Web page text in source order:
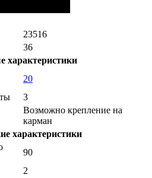
23516
36
характеристики
20
3
Возможно крепление на
карман
характеристики
90
2